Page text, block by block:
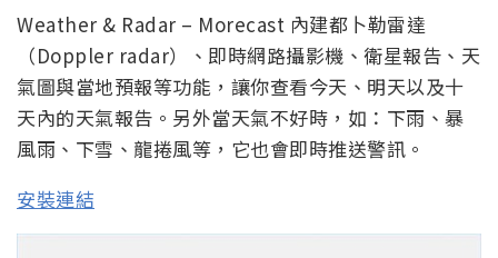
Weather & Radar – Morecast 內建都卜勒雷達
（Doppler radar）、即時網路攝影機、衛星報告、天
氣圖與當地預報等功能，讓你查看今天、明天以及十
天內的天氣報告。另外當天氣不好時，如：下雨、暴
風雨、下雪、龍捲風等，它也會即時推送警訊。
安裝連結